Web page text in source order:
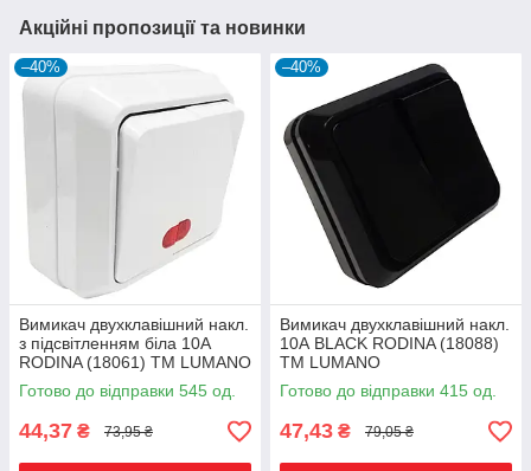
Акційні пропозиції та новинки
–40%
Вимикач двухклавішний накл.
з підсвітленням біла 10А
RODINA (18061) ТМ LUMANO
Готово до відправки 545 од.
44,37 ₴ 73,95 ₴
–40%
Вимикач двухклавішний накл.
10А BLACK RODINA (18088)
ТМ LUMANO
Готово до відправки 415 од.
47,43 ₴ 79,05 ₴